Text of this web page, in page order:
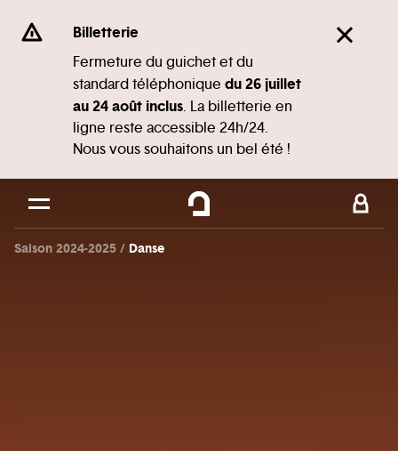
Se rendre au
Contenu principal
Pied de page
Billetterie
Fermeture du guichet et du
standard téléphonique du 26 juillet
au 24 août inclus. La billetterie en
ligne reste accessible 24h/24.
Nous vous souhaitons un bel été !
Saison 2024-2025 Danse